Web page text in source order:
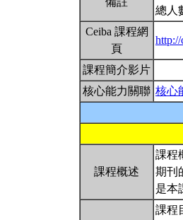
總人
Ceiba 課程網
頁
http://
課程簡介影片
核心能力關聯 核心
課程概述
課程
期刊
是本
課程